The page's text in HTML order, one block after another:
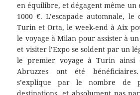
en équilibre, et dégagent même un
1000 €. L’escapade automnale, le
Turin et Orta, le week-end à Aix
le voyage à Milan pour assister à
et visiter l’Expo se soldent par un
le premier voyage à Turin ainsi
Abruzzes ont été
s’explique par le nombre de